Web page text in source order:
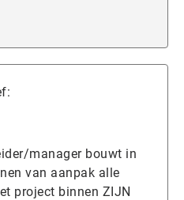
manager bouwt in
van aanpak alle
project binnen ZIJN